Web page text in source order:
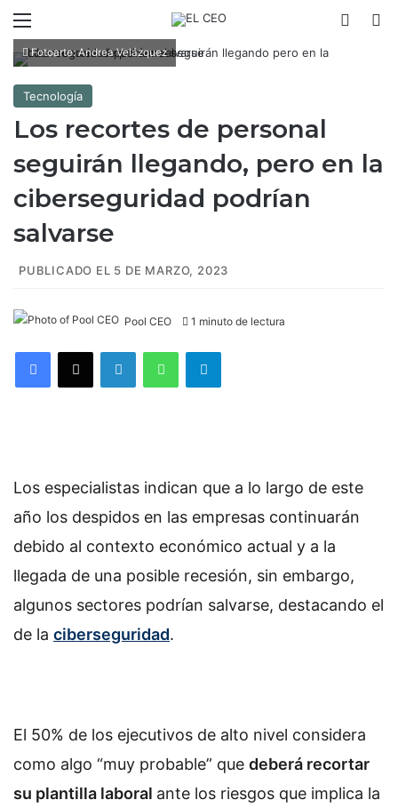
Fotoarte: Andrea Velázquez
Tecnología
Los recortes de personal
seguirán llegando, pero en la
ciberseguridad podrían
salvarse
PUBLICADO EL 5 DE MARZO, 2023
Pool CEO 1 minuto de lectura
Los especialistas indican que a lo largo de este
año los despidos en las empresas continuarán
debido al contexto económico actual y a la
llegada de una posible recesión, sin embargo,
algunos sectores podrían salvarse, destacando el
de la ciberseguridad.
El 50% de los ejecutivos de alto nivel considera
como algo “muy probable” que deberá recortar
su plantilla laboral ante los riesgos que implica la